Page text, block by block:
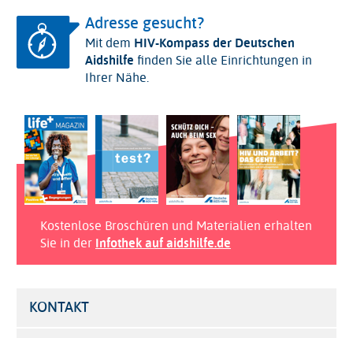
Adresse gesucht?
Mit dem HIV-Kompass der Deutschen
Aidshilfe finden Sie alle Einrichtungen in
Ihrer Nähe.
Kostenlose Broschüren und Materialien erhalten
Sie in der Infothek auf aidshilfe.de
KONTAKT